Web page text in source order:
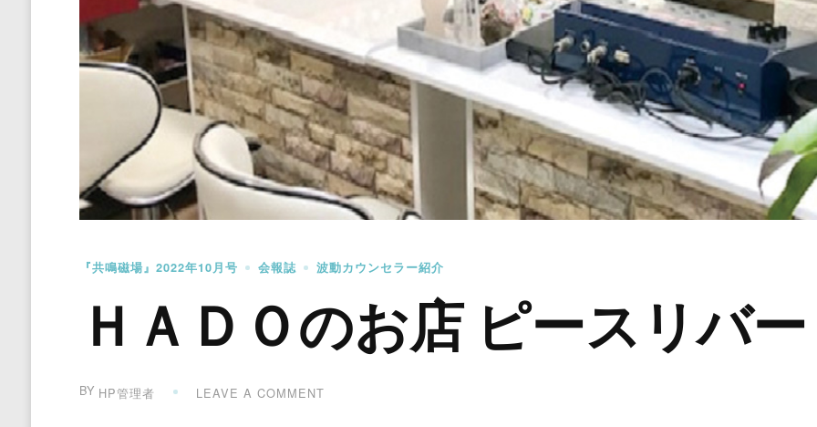
『共鳴磁場』2022年10月号 会報誌 波動カウンセラー紹介
ＨＡＤＯのお店 ピースリバー
BY HP管理者 LEAVE A COMMENTON